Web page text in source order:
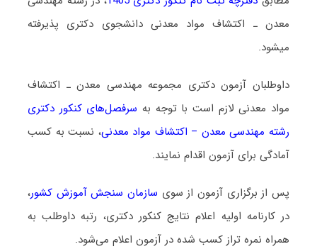
ﻣﻌﺪن ـ اﻛﺘﺸﺎف مواد معدنی دانشجوی دکتری پذیرفته
میشود.
داوطلبان آزمون دکتری مجموعه ﻣﻬﻨﺪسی ﻣﻌﺪن ـ اﻛﺘﺸﺎف
مواد معدنی لازم است با توجه به سرفصل‌های کنکور دکتری
رشته مهندسی معدن – اﻛﺘﺸﺎف مواد معدنی، نسبت به کسب
آمادگی برای آزمون اقدام نمایند.
پس از برگزاری آزمون از سوی سازمان سنجش آموزش کشور،
در کارنامه اولیه اعلام نتایج کنکور دکتری، رتبه داوطلب به
همراه نمره تراز کسب شده در آزمون اعلام می‌شود.